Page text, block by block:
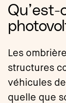
Qu’est-
Les
structures
véhicules
quelle que